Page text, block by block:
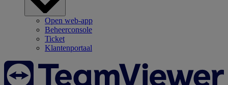
Open web-app
Beheerconsole
Ticket
Klantenportaal